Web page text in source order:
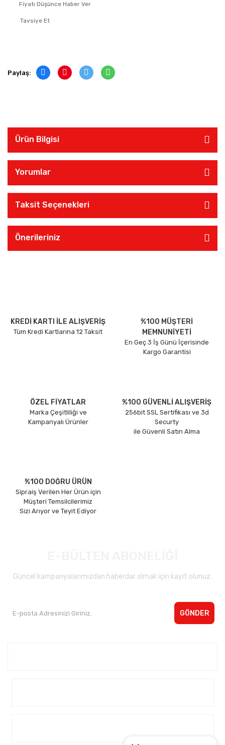
Fiyatı Düşünce Haber Ver
Tavsiye Et
Paylaş:
Ürün Bilgisi
Yorumlar
Taksit Seçenekleri
Önerileriniz
KREDİ KARTI İLE ALIŞVERİŞ
Tüm Kredi Kartlarına 12 Taksit
%100 MÜŞTERİ
MEMNUNİYETİ
En Geç 3 İş Günü İçerisinde
Kargo Garantisi
ÖZEL FİYATLAR
Marka Çeşitliliği ve
Kampanyalı Ürünler
%100 GÜVENLİ ALIŞVERİŞ
256bit SSL Sertifikası ve 3d
Securty
ile Güvenli Satın Alma
%100 DOĞRU ÜRÜN
Sipraiş Verilen Her Ürün için
Müşteri Temsilcilerimiz
Sizi Arıyor ve Teyit Ediyor
Güncel kampanyalarımızdan haberdar olmak için kayıt olunuz.
GÖNDER